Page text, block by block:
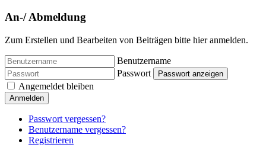
An-/ Abmeldung
Zum Erstellen und Bearbeiten von Beiträgen bitte hier anmelden.
Benutzername
Passwort
Passwort anzeigen
Angemeldet bleiben
Anmelden
Passwort vergessen?
Benutzername vergessen?
Registrieren